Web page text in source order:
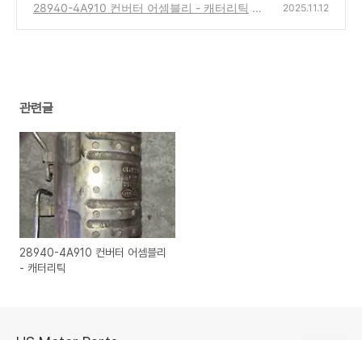
28940-4A910 컨버터 어셈블리 - 캐터리틱 2025.11.12
관련글
28940-4A910 컨버터 어셈블리
- 캐터리틱